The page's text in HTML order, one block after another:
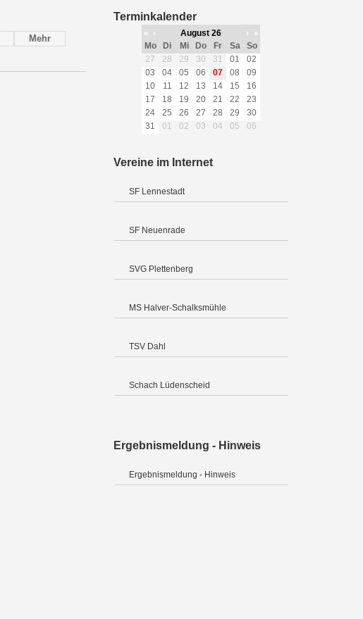
Mehr
Terminkalender
« ‹ August 26 ›
»
Mo
Di Mi Do Fr Sa
So
27
28 29 30 31 01
02
03
04 05 06 07 08
09
10
11 12 13 14 15
16
17
18 19 20 21 22
23
24
25 26 27 28 29
30
31
01 02 03 04 05 06
Vereine im Internet
SF Lennestadt
SF Neuenrade
SVG Plettenberg
MS Halver-Schalksmühle
TSV Dahl
Schach Lüdenscheid
Ergebnismeldung - Hinweis
Ergebnismeldung - Hinweis